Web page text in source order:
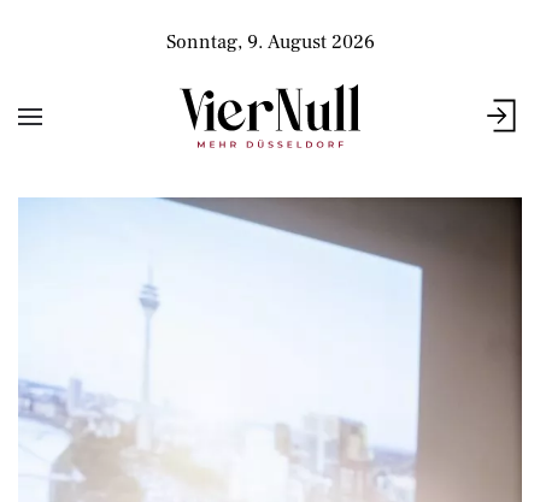
Sonntag, 9. August 2026